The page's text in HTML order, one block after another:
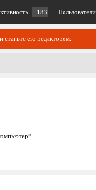
+183 Пользователи
и станьте его редактором.
*